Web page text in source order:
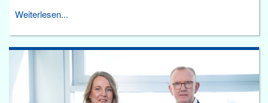
Weiterlesen...